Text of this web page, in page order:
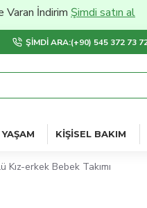
İndirimŞimdi satın al
ŞIMDI ARA:(+90) 545 372 73
KIŞISEL BAKIM
erkek Bebek Takımı